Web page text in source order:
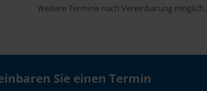
Weitere Termine nach Vereinbarung möglich.
Sie einen Termin